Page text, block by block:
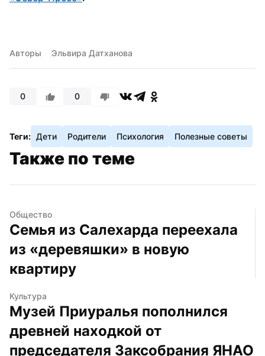
Авторы Эльвира Датханова
0 0
Теги: Дети Родители Психология Полезные советы
Также по теме
Общество
Семья из Салехарда переехала
из «деревяшки» в новую
квартиру
Культура
Музей Приуралья пополнился
древней находкой от
председателя Заксобрания ЯНАО